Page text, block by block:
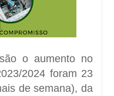
o aumento no
2024 foram 23
de semana), da